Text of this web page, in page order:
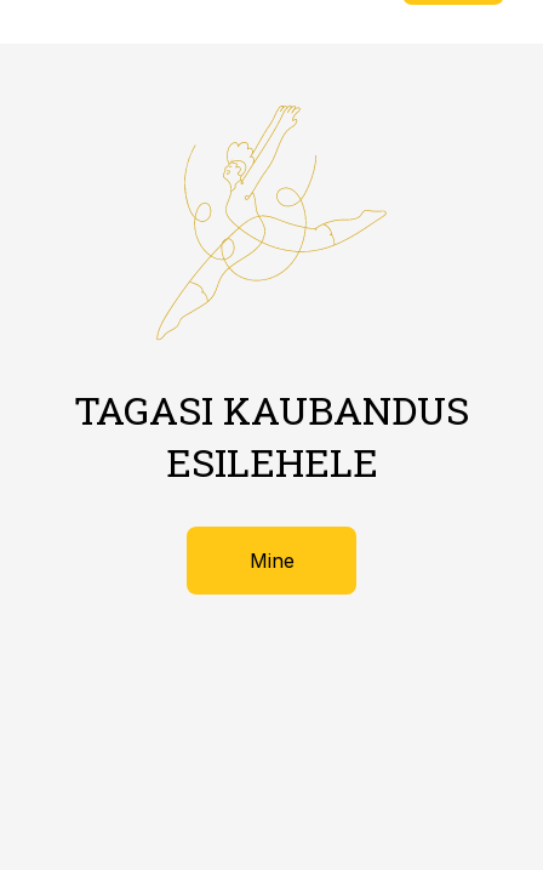
TAGASI KAUBANDUS
ESILEHELE
Mine